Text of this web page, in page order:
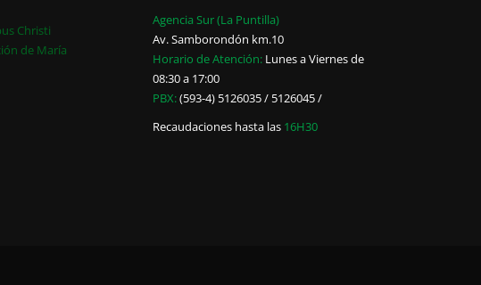
Christi
de María
Agencia Sur (La Puntilla)
Av. Samborondón km.10
Horario de Atención:Lunes a Viernes de
08:30 a 17:00
PBX:(593-4) 5126035 / 5126045 /
Recaudaciones hasta las 16H30